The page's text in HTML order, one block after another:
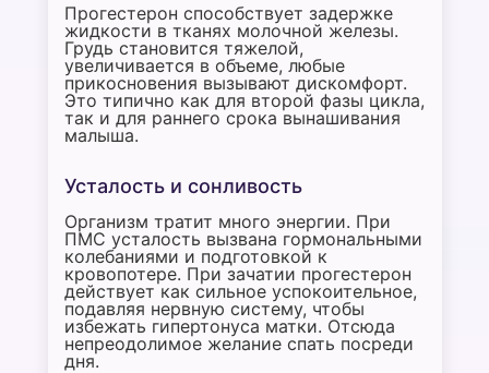
Прогестерон способствует задержке
жидкости в тканях молочной железы.
Грудь становится тяжелой,
увеличивается в объеме, любые
прикосновения вызывают дискомфорт.
Это типично как для второй фазы цикла,
так и для раннего срока вынашивания
малыша.
Усталость и сонливость
Организм тратит много энергии. При
ПМС усталость вызвана гормональными
колебаниями и подготовкой к
кровопотере. При зачатии прогестерон
действует как сильное успокоительное,
подавляя нервную систему, чтобы
избежать гипертонуса матки. Отсюда
непреодолимое желание спать посреди
дня.